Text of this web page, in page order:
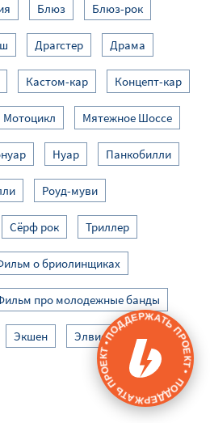
Блюз Блюз-рок
Драгстер Драма
Кастом-кар Концепт-кар
Мотоцикл Мятежное Шоссе
Нуар Панкобилли
Роуд-муви
Сёрф рок Триллер
о бриолинщиках
про молодежные банды
Экшен Элвис Пресли
ПОДДЕРЖАТЬ ПРОЕКТ • ПОДДЕРЖАТЬ ПРОЕКТ •